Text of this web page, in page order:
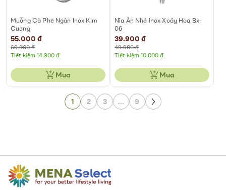
Muỗng Cà Phê Ngắn Inox Kim
Cương
Special
Price
55.000 ₫
69.900 ₫
Tiết kiệm 14.900 ₫
Mua
Nĩa Ăn Nhỏ Inox Xoáy Hoa Bx-
06
Special
Price
39.900 ₫
49.900 ₫
Tiết kiệm 10.000 ₫
Mua
Page
1 2 3 ... Page
9 Page
Next